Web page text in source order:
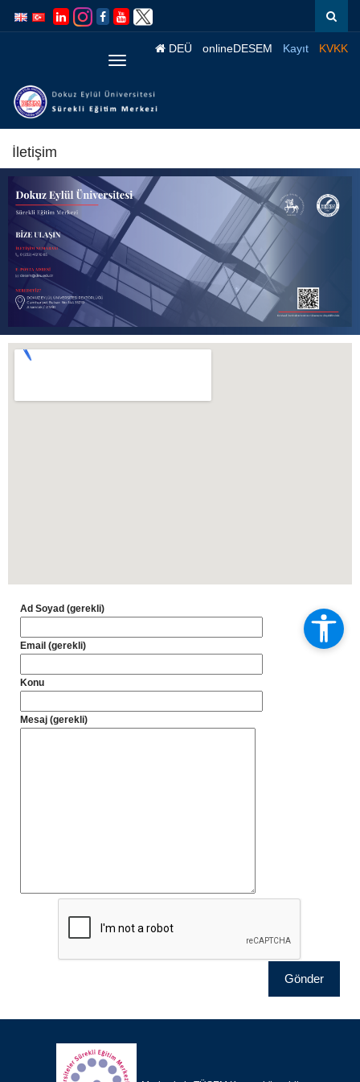
atla
Navigasyona
atla
DEÜ onlineDESEM Kayıt KVKK
Menüye
İletişim
Ad Soyad (gerekli)
Email (gerekli)
Konu
Mesaj (gerekli)